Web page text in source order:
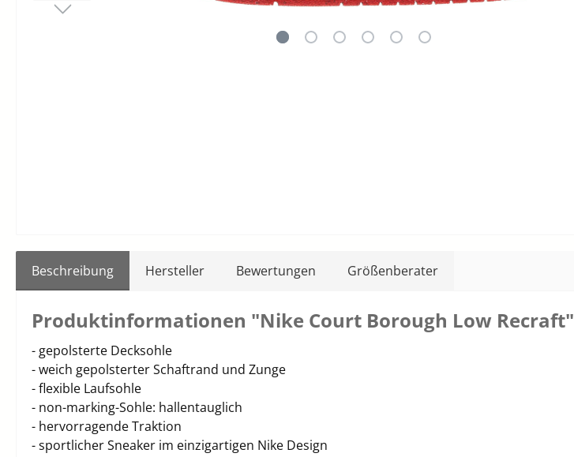
Beschreibung Hersteller Bewertungen Größenberater
Produktinformationen "Nike Court Borough Low Recraft"
- gepolsterte Decksohle
- weich gepolsterter Schaftrand und Zunge
- flexible Laufsohle
- non-marking-Sohle: hallentauglich
- hervorragende Traktion
- sportlicher Sneaker im einzigartigen Nike Design